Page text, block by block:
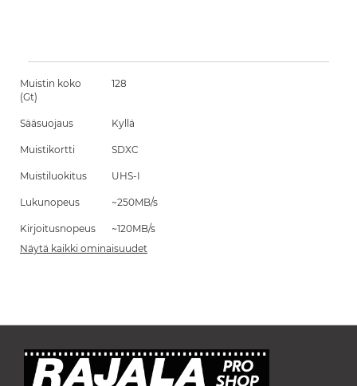
Muistin koko
(Gt)
128
Sääsuojaus Kyllä
Muistikortti SDXC
Muistiluokitus UHS-I
Lukunopeus ~250MB/s
Kirjoitusnopeus
~120MB/s
Näytä kaikki ominaisuudet